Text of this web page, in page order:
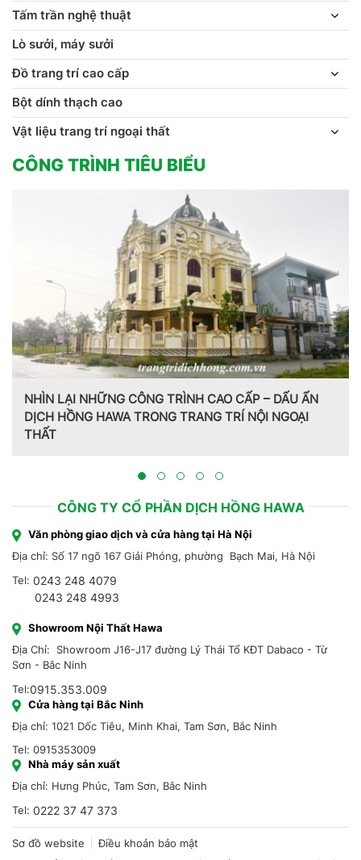
Tấm trần nghệ thuật
Lò sưởi, máy sưởi
Đồ trang trí cao cấp
Bột dính thạch cao
Vật liệu trang trí ngoại thất
CÔNG TRÌNH TIÊU BIỂU
NHÌN LẠI NHỮNG CÔNG TRÌNH CAO CẤP – DẤU ẤN
DỊCH HỒNG HAWA TRONG TRANG TRÍ NỘI NGOẠI
THẤT
CÔNG TY CỔ PHẦN DỊCH HỒNG HAWA
Văn phòng giao dịch và cửa hàng tại Hà Nội
Địa chỉ: Số 17 ngõ 167 Giải Phóng, phường Bạch Mai, Hà Nội
Tel: 0243 248 4079
0243 248 4993
Showroom Nội Thất Hawa
Địa Chỉ: Showroom J16-J17 đường Lý Thái Tổ KĐT Dabaco - Từ
Sơn - Bắc Ninh
Tel:0915.353.009
Cửa hàng tại Bắc Ninh
Địa chỉ: 1021 Dốc Tiêu, Minh Khai, Tam Sơn, Bắc Ninh
Tel: 0915353009
Nhà máy sản xuất
Địa chỉ: Hưng Phúc, Tam Sơn, Bắc Ninh
Tel: 0222 37 47 373
Sơ đồ website
Điều khoản bảo mật